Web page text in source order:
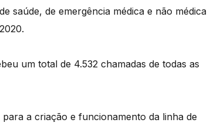
de saúde, de emergência médica e não médica
2020.
um total de 4.532 chamadas de todas as
para a criação e funcionamento da linha de